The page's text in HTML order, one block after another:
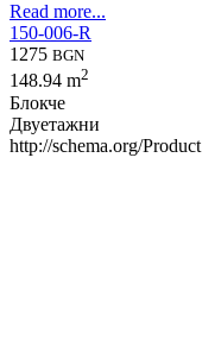
Read more...
150-006-R
1275 BGN
148.94 m2
Блокче
Двуетажни
http://schema.org/Product